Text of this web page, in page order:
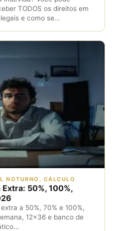
TODOS os direitos em
e como se…
NOTURNO, CÁLCULO
50%, 100%,
a 50%, 70% e 100%,
12x36 e banco de